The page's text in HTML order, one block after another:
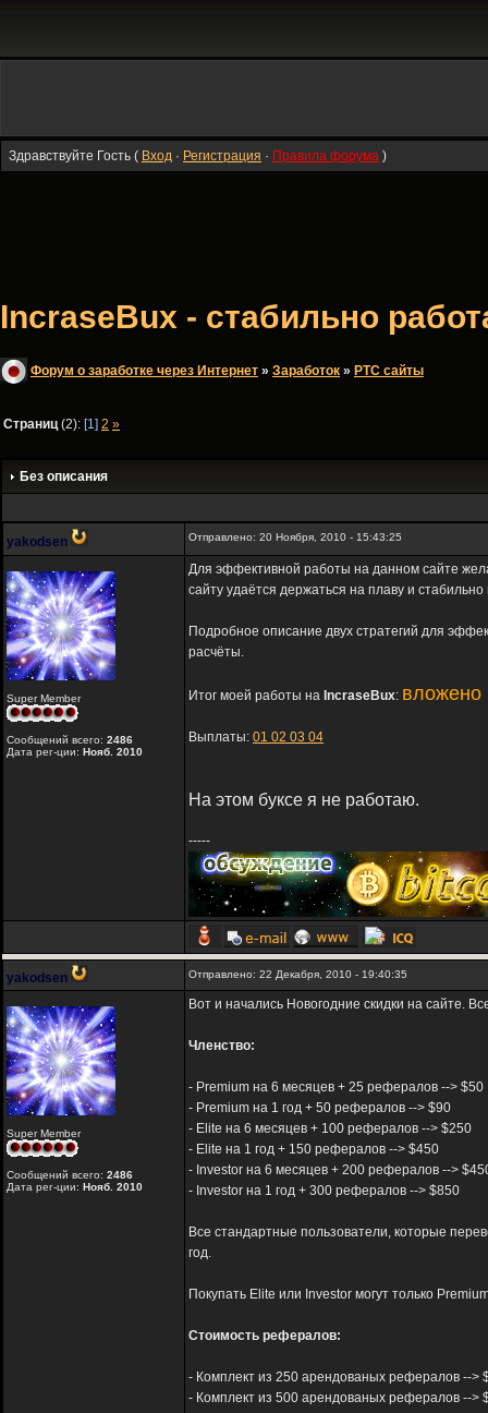
Здравствуйте Гость ( Вход · Регистрация · Правила форума )
IncraseBux - стабильно
Форум о заработке через Интернет » Заработок » PTC сайты
Страниц(2): [1] 2 »
Без описания
yakodsen Отправлено: 20 Ноября, 2010 - 15:43:25
Super Member
Сообщений всего: 2486
Дата рег-ции: Нояб. 2010
Для эффективной работы на данном сайте
сайту удаётся держаться на плаву и
Подробное описание двух стратегий для
расчёты.
Итог моей работы на IncraseBux: вложено
Выплаты: 01 02 03 04
На этом буксе я не работаю.
-----
yakodsen Отправлено: 22 Декабря, 2010 - 19:40:35
Super Member
Сообщений всего: 2486
Дата рег-ции: Нояб. 2010
Вот и начались Новогодние скидки на сайте.
Членство:
- Premium на 6 месяцев + 25 рефералов --> $50
- Premium на 1 год + 50 рефералов --> $90
- Elite на 6 месяцев + 100 рефералов --> $250
- Elite на 1 год + 150 рефералов --> $450
- Investor на 6 месяцев + 200 рефералов -->
- Investor на 1 год + 300 рефералов --> $850
Все стандартные пользователи, которые
год.
Покупать Elite или Investor могут только
Стоимость рефералов:
- Комплект из 250 арендованых рефералов -->
- Комплект из 500 арендованых рефералов -->